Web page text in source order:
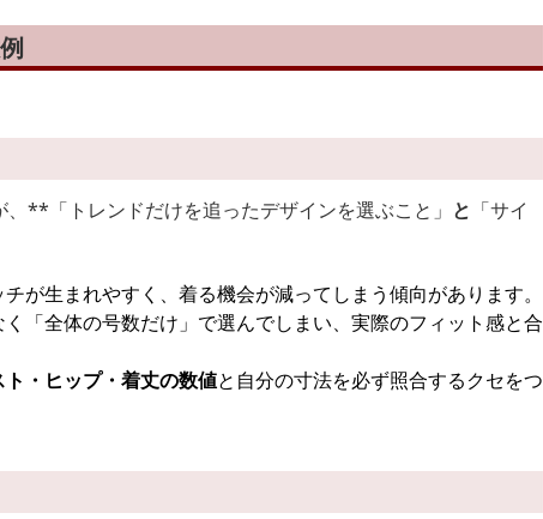
**「トレンドだけを追ったデザインを選ぶこと」 と 「サイ
が生まれやすく、着る機会が減ってしまう傾向があります。
「全体の号数だけ」で選んでしまい、実際のフィット感と合
・ヒップ・着丈の数値と自分の寸法を必ず照合するクセをつ